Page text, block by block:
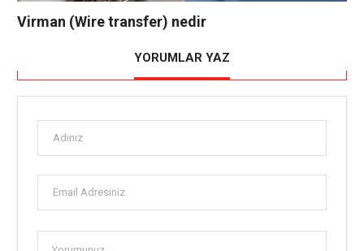
Virman (Wire transfer) nedir
YORUMLAR YAZ